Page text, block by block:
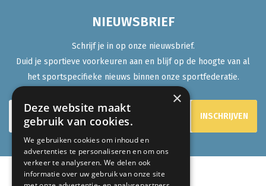
NIEUWSBRIEF
Schrijf je in op onze nieuwsbrief.
Duid je sportieve voorkeuren aan en blijf op de hoogte van al
het sportspecifieke nieuws binnen onze sportfederatie.
×
Deze website maakt
gebruik van cookies.
We gebruiken cookies om inhoud en
advertenties te personaliseren en om ons
verkeer te analyseren. We delen ook
informatie over uw gebruik van onze site